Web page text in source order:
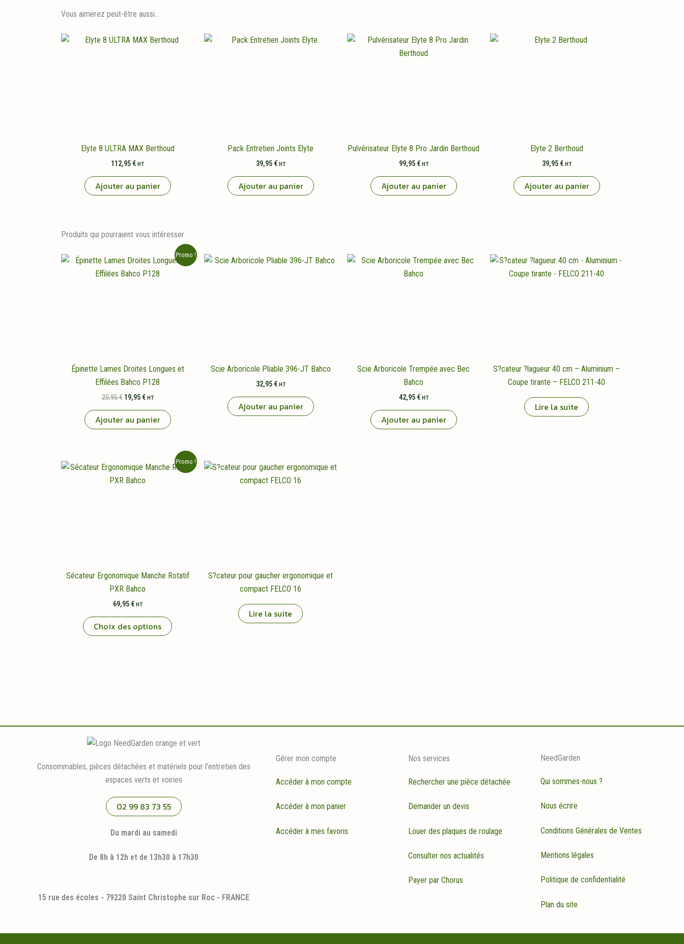
Vous aimerez peut-être aussi…
Elyte 8 ULTRA MAX Berthoud
112,95 € HT
Ajouter au panier
Pack Entretien Joints Elyte
39,95 € HT
Ajouter au panier
Pulvérisateur Elyte 8 Pro Jardin Berthoud
99,95 € HT
Ajouter au panier
Elyte 2 Berthoud
39,95 € HT
Ajouter au panier
Produits qui pourraient vous intéresser
Promo !
Épinette Lames Droites Longues et
Effilées Bahco P128
20,95€ Le
était :
19,95 €Le
actuel
est :
HT
Ajouter au panier
Scie Arboricole Pliable 396-JT Bahco
32,95 € HT
Ajouter au panier
Scie Arboricole Trempée avec Bec
Bahco
42,95 € HT
Ajouter au panier
S?cateur ?lagueur 40 cm – Aluminium –
Coupe tirante – FELCO 211-40
Lire la suite
Promo !
Sécateur Ergonomique Manche Rotatif
PXR Bahco
69,95 € HT
Choix des options
produit
être
sur
la
page
produit
S?cateur pour gaucher ergonomique et
compact FELCO 16
Lire la suite
Consommables, pièces détachées et matériels pour l'entretien des
espaces verts et voiries
02 99 83 73 55
Du mardi au samedi
De 8h à 12h et de 13h30 à 17h30
15 rue des écoles - 79220 Saint Christophe sur Roc - FRANCE
Gérer mon compte
Accéder à mon compte
Accéder à mon panier
Accéder à mes favoris
Nos services
Rechercher une pièce détachée
Demander un devis
Louer des plaques de roulage
Consulter nos actualités
Payer par Chorus
NeedGarden
Qui sommes-nous ?
Nous écrire
Conditions Générales de Ventes
Mentions légales
Politique de confidentialité
Plan du site